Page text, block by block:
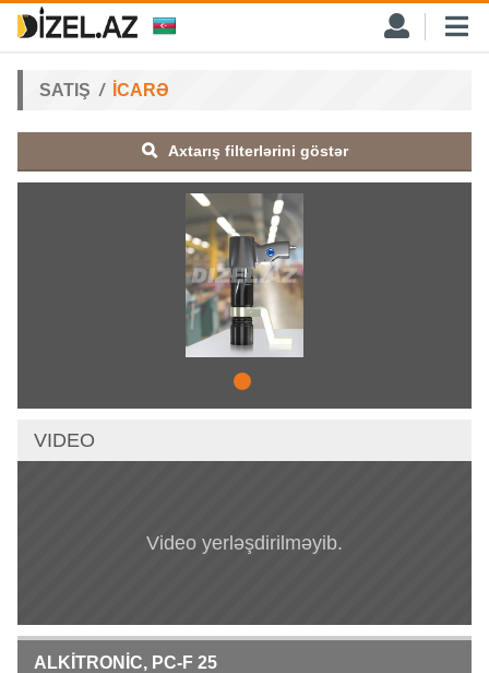
SATIŞ İCARƏ
Axtarış filterlərini göstər
VIDEO
Video yerləşdirilməyib.
ALKİTRONİC, PC-F 25